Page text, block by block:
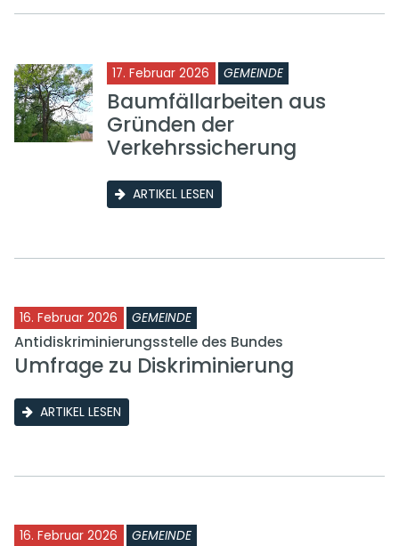
17. Februar 2026 GEMEINDE
Baumfällarbeiten aus
Gründen der
Verkehrssicherung
ARTIKEL LESEN
16. Februar 2026 GEMEINDE
Antidiskriminierungsstelle des Bundes
Umfrage zu Diskriminierung
ARTIKEL LESEN
16. Februar 2026 GEMEINDE